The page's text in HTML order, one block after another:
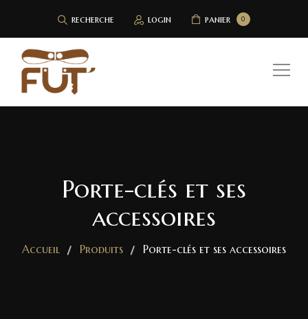
recherche login 0
panier
Porte-clés et ses
accessoires
Accueil Produits Porte-clés et ses accessoires